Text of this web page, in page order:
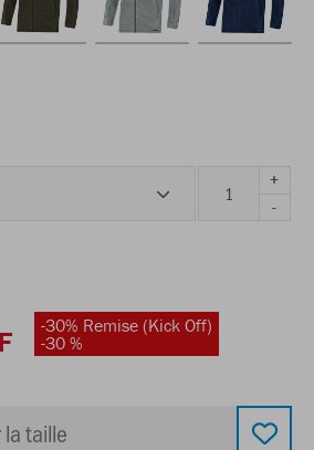
+
-
-30% Remise (Kick Off)
-30 %
la taille